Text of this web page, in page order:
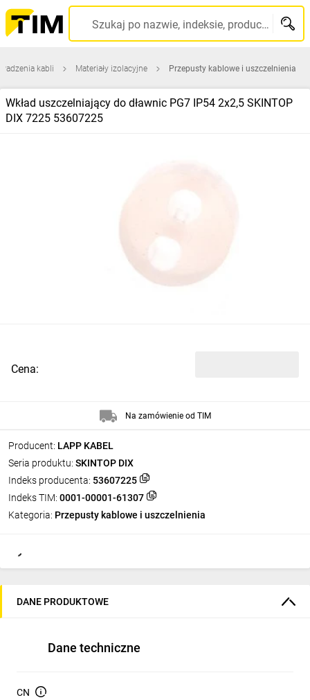
Szukaj po nazwie, indeksie, producencie, kodzie kreskowym...
kabli Materiały izolacyjne Przepusty kablowe i uszczelnienia
Wkład uszczelniający do dławnic PG7 IP54 2x2,5 SKINTOP
DIX 7225 53607225
Producent: LAPP KABEL
Seria produktu: SKINTOP DIX
Indeks producenta: 53607225
Indeks TIM: 0001-00001-61307
Kategoria: Przepusty kablowe i uszczelnienia
Cena:
Na zamówienie od TIM
DANE PRODUKTOWE
Dane techniczne
CN